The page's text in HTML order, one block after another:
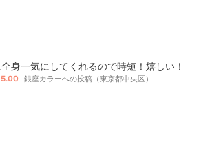
身一気にしてくれるので時短！嬉しい！
5.00 銀座カラーへの投稿（東京都中央区）